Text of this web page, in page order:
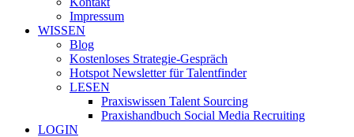
Impressum
WISSEN
Blog
Kostenloses Strategie-Gespräch
Hotspot Newsletter für Talentfinder
LESEN
Praxiswissen Talent Sourcing
Praxishandbuch Social Media Recruiting
LOGIN